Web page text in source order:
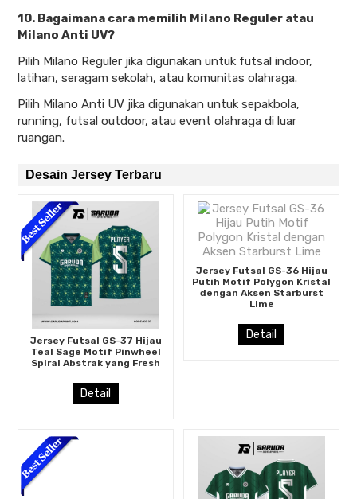
10. Bagaimana cara memilih Milano Reguler atau
Milano Anti UV?
Pilih Milano Reguler jika digunakan untuk futsal indoor,
latihan, seragam sekolah, atau komunitas olahraga.
Pilih Milano Anti UV jika digunakan untuk sepakbola,
running, futsal outdoor, atau event olahraga di luar
ruangan.
Desain Jersey Terbaru
Jersey Futsal GS-37 Hijau
Teal Sage Motif Pinwheel
Spiral Abstrak yang Fresh
Detail
Jersey Futsal GS-36 Hijau
Putih Motif Polygon Kristal
dengan Aksen Starburst
Lime
Detail